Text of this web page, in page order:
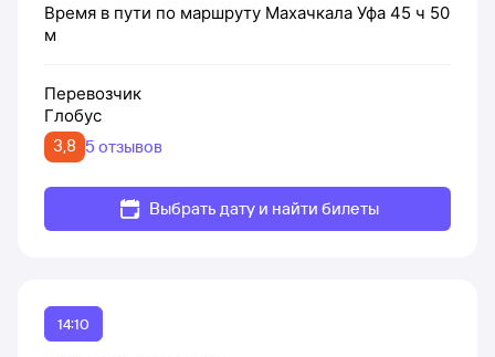
Время в пути по маршруту Махачкала Уфа 45 ч 50
м
Перевозчик
Глобус
3,8 5 отзывов
Выбрать дату и найти билеты
14:10